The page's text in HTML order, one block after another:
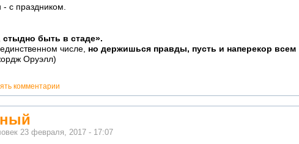
с праздником.
быть в стаде».
числе, но держишься правды, пусть и наперекор всем
Оруэлл)
комментарии
23 февраля, 2017 - 17:07